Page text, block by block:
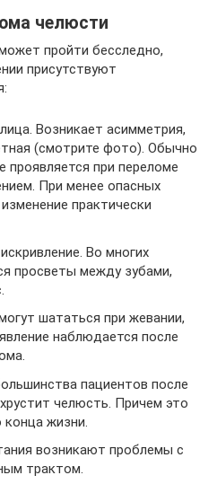
челюсти
пройти бесследно,
присутствуют
Возникает асимметрия,
(смотрите фото). Обычно
проявляется при переломе
При менее опасных
практически
Во многих
просветы между зубами,
шататься при жевании,
наблюдается после
пациентов после
челюсть. Причем это
жизни.
возникают проблемы с
трактом.